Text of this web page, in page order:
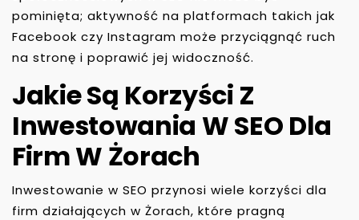
pominięta; aktywność na platformach takich jak
Facebook czy Instagram może przyciągnąć ruch
na stronę i poprawić jej widoczność.
Jakie Są Korzyści Z
Inwestowania W SEO Dla
Firm W Żorach
Inwestowanie w SEO przynosi wiele korzyści dla
firm działających w Żorach, które pragną